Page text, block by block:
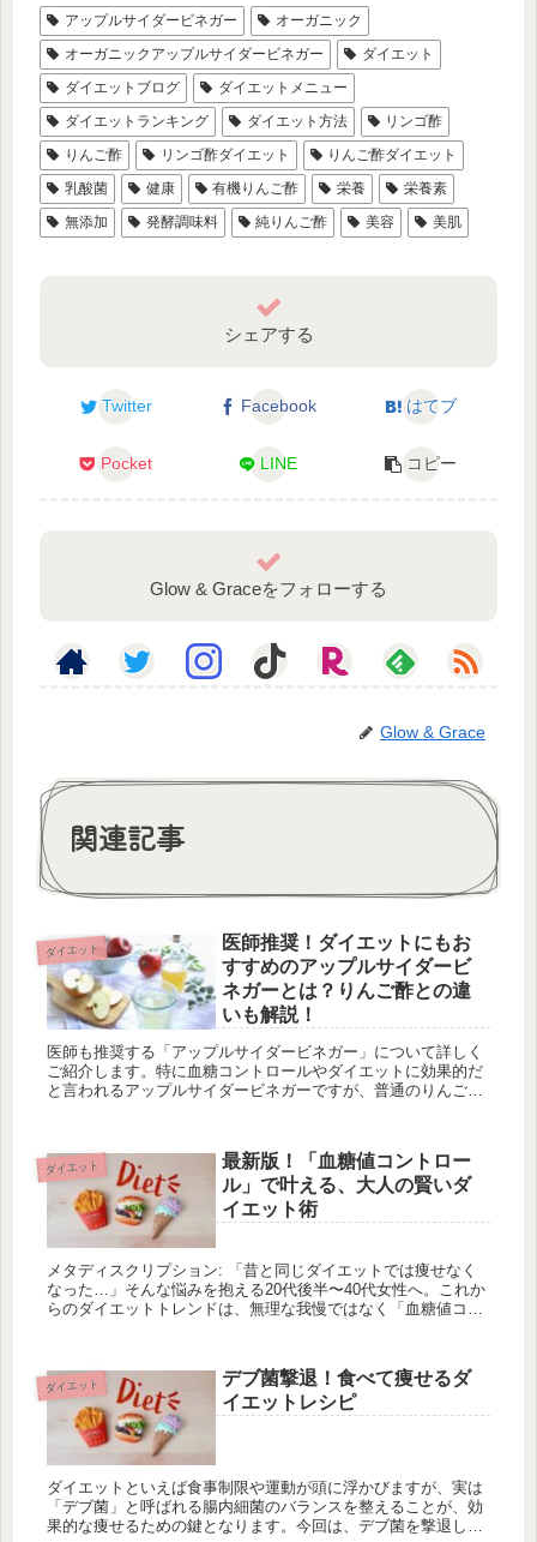
アップルサイダービネガー
オーガニック
オーガニックアップルサイダービネガー
ダイエット
ダイエットブログ
ダイエットメニュー
ダイエットランキング
ダイエット方法
リンゴ酢
りんご酢
リンゴ酢ダイエット
りんご酢ダイエット
乳酸菌
健康 有機りんご酢 栄養
栄養素
無添加
発酵調味料 純りんご酢 美容 美肌
シェアする
Twitter Facebook はてブ
Pocket LINE コピー
Glow & Graceをフォローする
Glow & Grace
関連記事
ダイエット
医師推奨！ダイエットにもお
すすめのアップルサイダービ
ネガーとは？りんご酢との違
いも解説！
医師も推奨する「アップルサイダービネガー」について詳しく
ご紹介します。特に血糖コントロールやダイエットに効果的だ
と言われるアップルサイダービネガーですが、普通のりんご酢
ダイエット
最新版！「血糖値コントロー
ル」で叶える、大人の賢いダ
イエット術
メタディスクリプション: 「昔と同じダイエットでは痩せなく
なった…」そんな悩みを抱える20代後半〜40代女性へ。これか
らのダイエットトレンドは、無理な我慢ではなく「血糖値コン
おすすめアイテムをご紹介します。
ダイエット
デブ菌撃退！食べて痩せるダ
イエットレシピ
ダイエットといえば食事制限や運動が頭に浮かびますが、実は
「デブ菌」と呼ばれる腸内細菌のバランスを整えることが、効
果的な痩せるための鍵となります。今回は、デブ菌を撃退し、